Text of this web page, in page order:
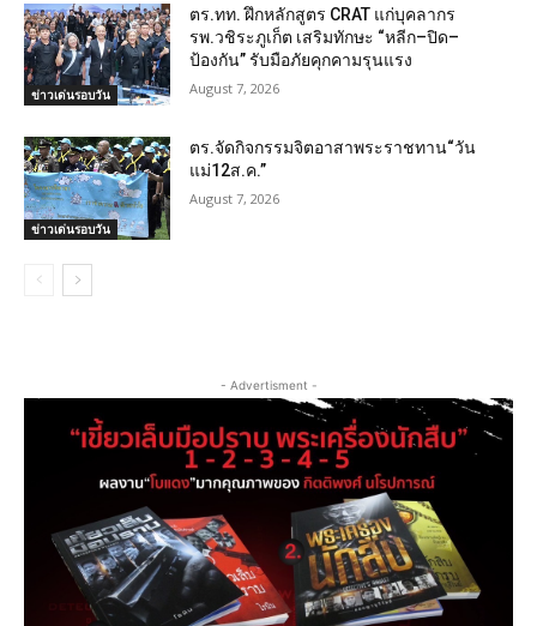
ข่าวเด่นรอบวัน
ตร.ทท. ฝึกหลักสูตร CRAT แก่บุคลากร
รพ.วชิระภูเก็ต เสริมทักษะ “หลีก–ปิด–
ป้องกัน” รับมือภัยคุกคามรุนแรง
August 7, 2026
ข่าวเด่นรอบวัน
ตร.จัดกิจกรรมจิตอาสาพระราชทาน“วัน
แม่12ส.ค.”
August 7, 2026
- Advertisment -